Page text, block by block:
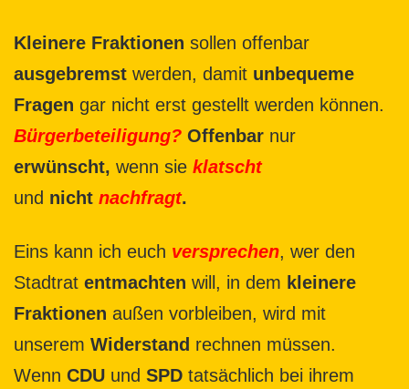
Kleinere Fraktionen sollen offenbar
ausgebremst werden, damit unbequeme
Fragen gar nicht erst gestellt werden können.
Bürgerbeteiligung? Offenbar nur
erwünscht, wenn sie klatscht
und nicht nachfragt.
Eins kann ich euch versprechen, wer den
Stadtrat entmachten will, in dem kleinere
Fraktionen außen vorbleiben, wird mit
unserem Widerstand rechnen müssen.
Wenn CDU und SPD tatsächlich bei ihrem